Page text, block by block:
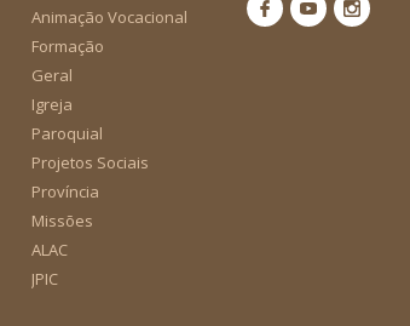
Animação Vocacional
Formação
Geral
Igreja
Paroquial
Projetos Sociais
Província
Missões
ALAC
JPIC